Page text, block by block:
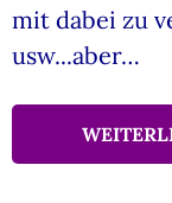
mit dabei zu
usw...aber…